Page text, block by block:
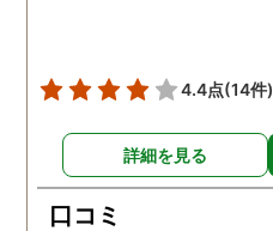
4.4点(14件)
詳細を見る
口コミ